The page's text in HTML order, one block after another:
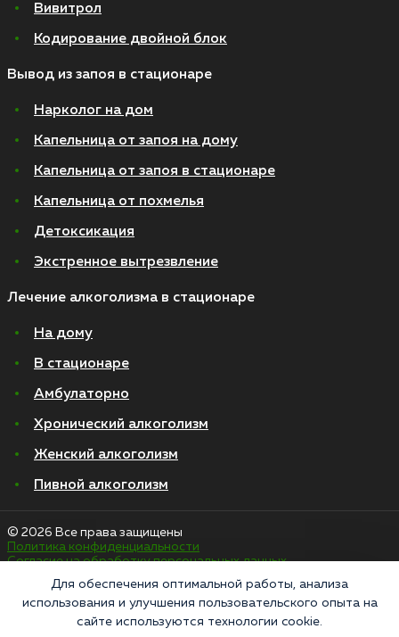
Вивитрол
Кодирование двойной блок
Вывод из запоя в стационаре
Нарколог на дом
Капельница от запоя на дому
Капельница от запоя в стационаре
Капельница от похмелья
Детоксикация
Экстренное вытрезвление
Лечение алкоголизма в стационаре
На дому
В стационаре
Амбулаторно
Хронический алкоголизм
Женский алкоголизм
Пивной алкоголизм
© 2026 Все права защищены
Политика конфиденциальности
Согласие на обработку персональных данных
«Напоминаем, что сайт https://narkologiya24.clinic против распространения,
продажи и приема психоактивных веществ. Незаконное производство,
Для обеспечения оптимальной работы, анализа
использования и улучшения пользовательского опыта на
сайте используются технологии cookie.